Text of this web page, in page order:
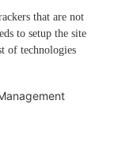
that are not
to setup the site
of technologies